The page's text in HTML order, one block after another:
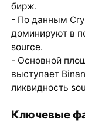
бирж.
- По данным
доминируют в
source.
- Основной
выступает
ликвидность
Ключевые